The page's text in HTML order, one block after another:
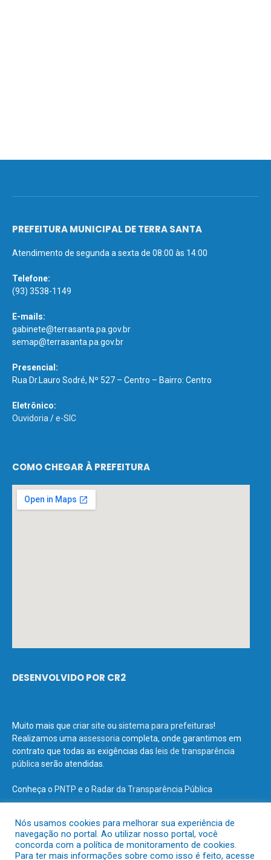
PREFEITURA MUNICIPAL DE TERRA SANTA
Atendimento de segunda a sexta de 08:00 às 14:00
Telefone:
(93) 3538-1149
E-mails:
gabinete@terrasanta.pa.gov.br
semap@terrasanta.pa.gov.br
Presencial:
Rua Dr.Lauro Sodré, Nº 527 – Centro – Bairro: Centro
Eletrônico:
Ouvidoria /e-SIC
COMO CHEGAR À PREFEITURA
DESENVOLVIDO POR CR2
Muito mais que criar site ou sistema para prefeituras!
Realizamos uma assessoria completa, onde garantimos em
contrato que todas as exigências das leis de transparência
pública serão atendidas.
Conheça o PNTP e o Radar da Transparência Pública
Todos os direitos reservados a Prefeitura Municipal de Terra Santa.
Nós usamos cookies para melhorar sua experiência de
navegação no portal. Ao utilizar nosso portal, você
concorda com a política de monitoramento de cookies.
Para ter mais informações sobre como isso é feito, acesse